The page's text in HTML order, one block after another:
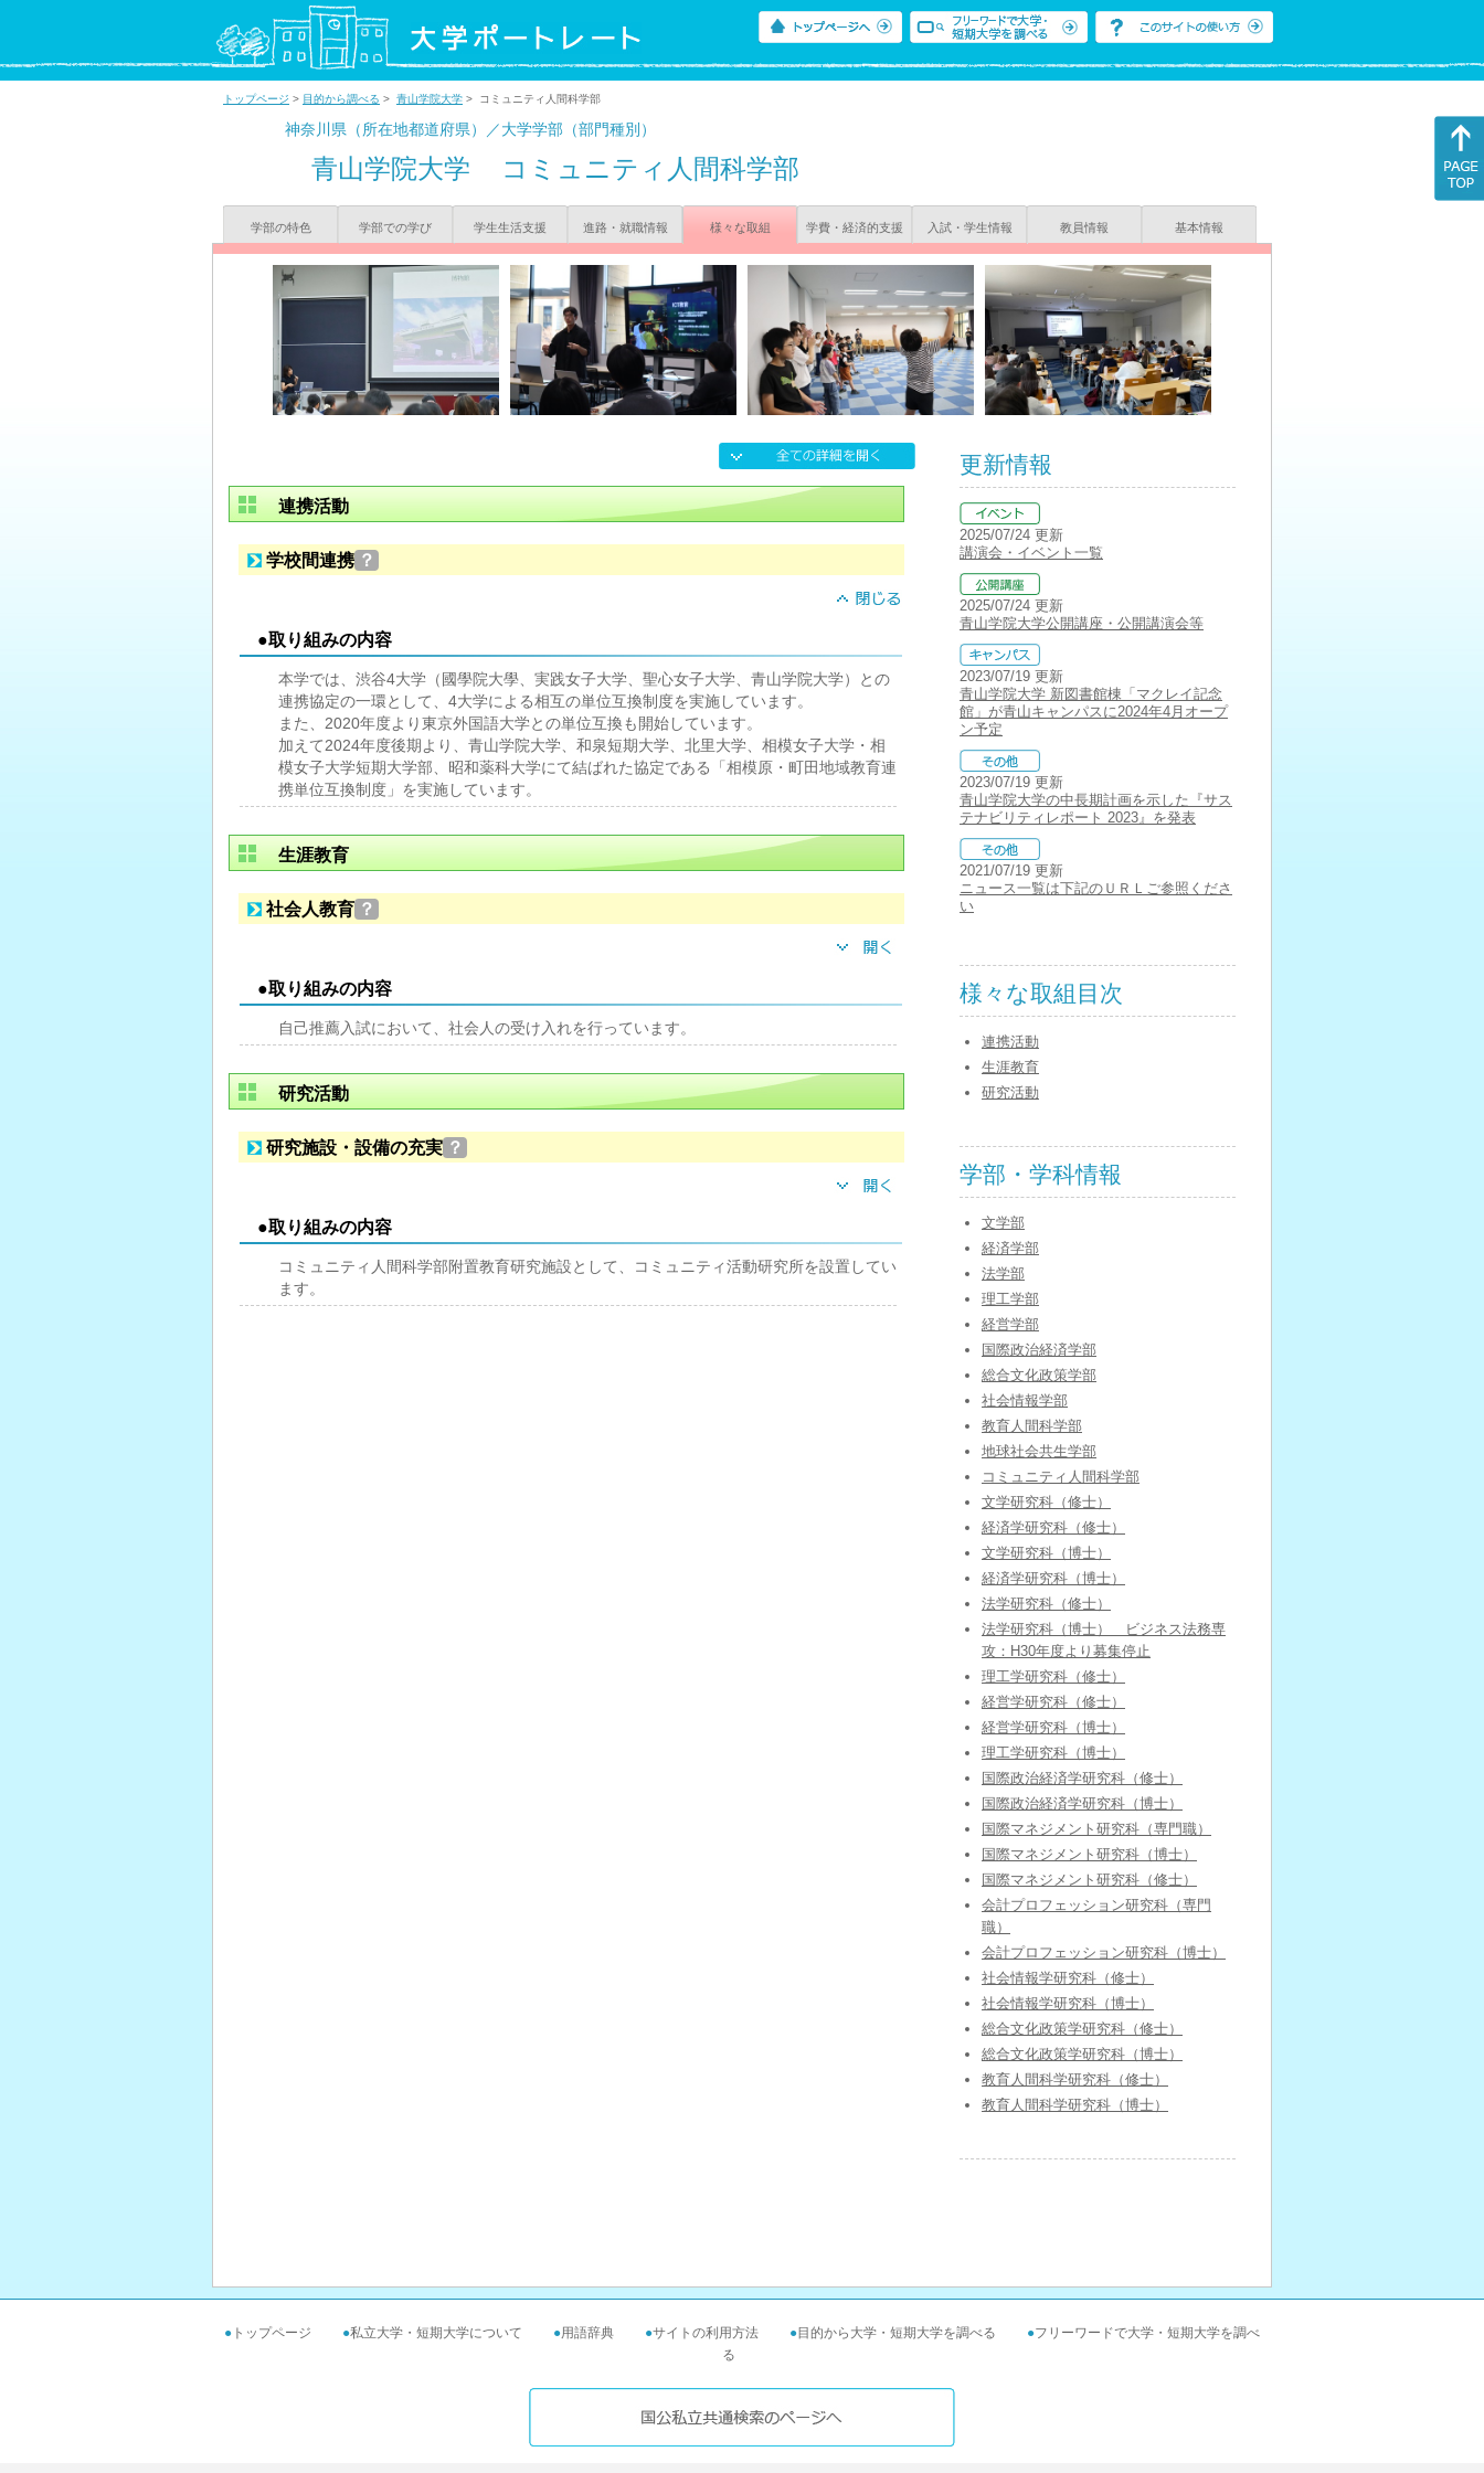
トップページ > 目的から調べる > 青山学院大学 > コミュニティ人間科学部
神奈川県（所在地都道府県）／大学学部（部門種別）
青山学院大学 コミュニティ人間科学部
学部の特色 学部での学び 学生生活支援 進路・就職情報 様々な取組 学費・経済的支援 入試・学生情報 教員情報 基本情報
連携活動
学校間連携 ？
●取り組みの内容
本学では、渋谷4大学（國學院大學、実践女子大学、聖心女子大学、青山学院大学）との
連携協定の一環として、4大学による相互の単位互換制度を実施しています。
また、2020年度より東京外国語大学との単位互換も開始しています。
加えて2024年度後期より、青山学院大学、和泉短期大学、北里大学、相模女子大学・相
模女子大学短期大学部、昭和薬科大学にて結ばれた協定である「相模原・町田地域教育連
携単位互換制度」を実施しています。
生涯教育
社会人教育 ？
●取り組みの内容
自己推薦入試において、社会人の受け入れを行っています。
研究活動
研究施設・設備の充実 ？
●取り組みの内容
コミュニティ人間科学部附置教育研究施設として、コミュニティ活動研究所を設置してい
ます。
更新情報
2025/07/24 更新
講演会・イベント一覧
2025/07/24 更新
青山学院大学公開講座・公開講演会等
2023/07/19 更新
青山学院大学 新図書館棟「マクレイ記念
館」が青山キャンパスに2024年4月オープ
ン予定
2023/07/19 更新
青山学院大学の中長期計画を示した『サス
テナビリティレポート 2023』を発表
2021/07/19 更新
ニュース一覧は下記のＵＲＬご参照くださ
い
様々な取組目次
連携活動
生涯教育
研究活動
学部・学科情報
文学部
経済学部
法学部
理工学部
経営学部
国際政治経済学部
総合文化政策学部
社会情報学部
教育人間科学部
地球社会共生学部
コミュニティ人間科学部
文学研究科（修士）
経済学研究科（修士）
文学研究科（博士）
経済学研究科（博士）
法学研究科（修士）
法学研究科（博士） ビジネス法務専
攻：H30年度より募集停止
理工学研究科（修士）
経営学研究科（修士）
経営学研究科（博士）
理工学研究科（博士）
国際政治経済学研究科（修士）
国際政治経済学研究科（博士）
国際マネジメント研究科（専門職）
国際マネジメント研究科（博士）
国際マネジメント研究科（修士）
会計プロフェッション研究科（専門
職）
会計プロフェッション研究科（博士）
社会情報学研究科（修士）
社会情報学研究科（博士）
総合文化政策学研究科（修士）
総合文化政策学研究科（博士）
教育人間科学研究科（修士）
教育人間科学研究科（博士）
● トップページ ●私立大学・短期大学について ●用語辞典 ●サイトの利用方法 ●目的から大学・短期大学を調べる ●フリーワードで大学・短期大学を調べ
る